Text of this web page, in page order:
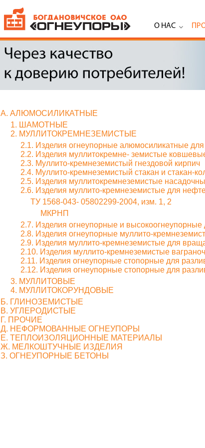
О НАС
А. АЛЮМОСИЛИКАТНЫЕ
1. ШАМОТНЫЕ
2. МУЛЛИТОКРЕМНЕЗЕМИСТЫЕ
2.1. Изделия огнеупорные алюмосиликатные
2.2. Изделия муллитокремне- земистые
2.3. Муллито-кремнеземистый гнездовой кирпич
2.4. Муллито-кремнеземистый стакан и стакан-
2.5. Изделия муллитокремнеземистые
2.6. Изделия муллито-кремнеземистые для
ТУ 1568-043- 05802299-2004, изм. 1, 2
МКРНП
2.7. Изделия огнеупорные и
2.8. Изделия огнеупорные муллито-
2.9. Изделия муллито-кремнеземистые для
2.10. Изделия муллито-кремнеземистые
2.11. Изделия огнеупорные стопорные для
2.12. Изделия огнеупорные стопорные для
3. МУЛЛИТОВЫЕ
4. МУЛЛИТОКОРУНДОВЫЕ
Б. ГЛИНОЗЕМИСТЫЕ
В. УГЛЕРОДИСТЫЕ
Г. ПРОЧИЕ
Д. НЕФОРМОВАННЫЕ ОГНЕУПОРЫ
Е. ТЕПЛОИЗОЛЯЦИОННЫЕ МАТЕРИАЛЫ
Ж. МЕЛКОШТУЧНЫЕ ИЗДЕЛИЯ
З. ОГНЕУПОРНЫЕ БЕТОНЫ